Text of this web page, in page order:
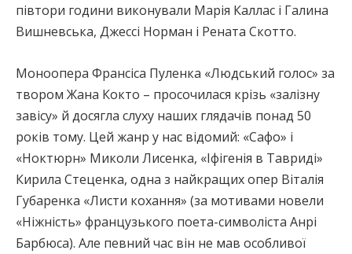
півтори години виконували Марія Каллас і Галина
Вишневська, Джессі Норман і Рената Скотто.
Моноопера Франсіса Пуленка «Людський голос» за
твором Жана Кокто – просочилася крізь «залізну
завісу» й досягла слуху наших глядачів понад 50
років тому. Цей жанр у нас відомий: «Сафо» і
«Ноктюрн» Миколи Лисенка, «Іфігенія в Тавриді»
Кирила Стеценка, одна з найкращих опер Віталія
Губаренка «Листи кохання» (за мотивами новели
«Ніжність» французького поета-символіста Анрі
Барбюса). Але певний час він не мав особливої